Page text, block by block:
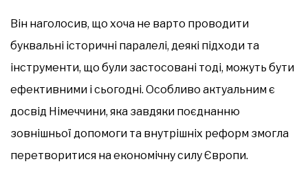
Він наголосив, що хоча не варто проводити
буквальні історичні паралелі, деякі підходи та
інструменти, що були застосовані тоді, можуть бути
ефективними і сьогодні. Особливо актуальним є
досвід Німеччини, яка завдяки поєднанню
зовнішньої допомоги та внутрішніх реформ змогла
перетворитися на економічну силу Європи.